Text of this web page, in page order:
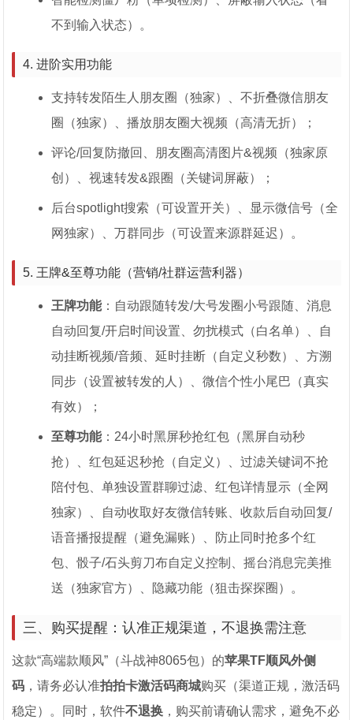
不到输入状态）。
4. 进阶实用功能
支持转发陌生人朋友圈（独家）、不折叠微信朋友
圈（独家）、播放朋友圈大视频（高清无折）；
评论/回复防撤回、朋友圈高清图片&视频（独家原
创）、视速转发&跟圈（关键词屏蔽）；
后台spotlight搜索（可设置开关）、显示微信号（全
网独家）、万群同步（可设置来源群延迟）。
5. 王牌&至尊功能（营销/社群运营利器）
王牌功能：自动跟随转发/大号发圈小号跟随、消息
自动回复/开启时间设置、勿扰模式（白名单）、自
动挂断视频/音频、延时挂断（自定义秒数）、方溯
同步（设置被转发的人）、微信个性小尾巴（真实
有效）；
至尊功能：24小时黑屏秒抢红包（黑屏自动秒
抢）、红包延迟秒抢（自定义）、过滤关键词不抢
陪付包、单独设置群聊过滤、红包详情显示（全网
独家）、自动收取好友微信转账、收款后自动回复/
语音播报提醒（避免漏账）、防止同时抢多个红
包、骰子/石头剪刀布自定义控制、摇台消息完美推
送（独家官方）、隐藏功能（狙击探探圈）。
三、购买提醒：认准正规渠道，不退换需注意
这款“高端款顺风”（斗战神8065包）的苹果TF顺风外侧
码 ，请务必认准拍拍卡激活码商城购买（渠道正规，激活码
稳定）。同时，软件不退换 ，购买前请确认需求，避免不必